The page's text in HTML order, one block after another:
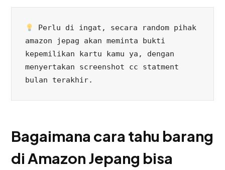
Perlu di ingat, secara random pihak
amazon jepag akan meminta bukti
kepemilikan kartu kamu ya, dengan
menyertakan screenshot cc statment
bulan terakhir.
Bagaimana cara tahu barang
di Amazon Jepang bisa